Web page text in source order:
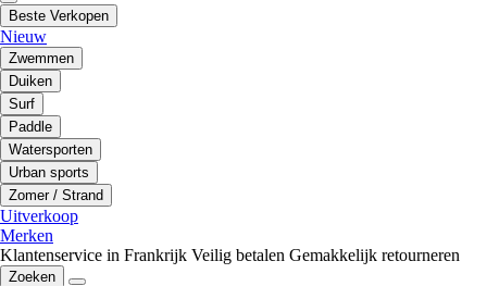
Beste Verkopen
Nieuw
Zwemmen
Duiken
Surf
Paddle
Watersporten
Urban sports
Zomer / Strand
Uitverkoop
Merken
Klantenservice in Frankrijk Veilig betalen Gemakkelijk retourneren
Zoeken